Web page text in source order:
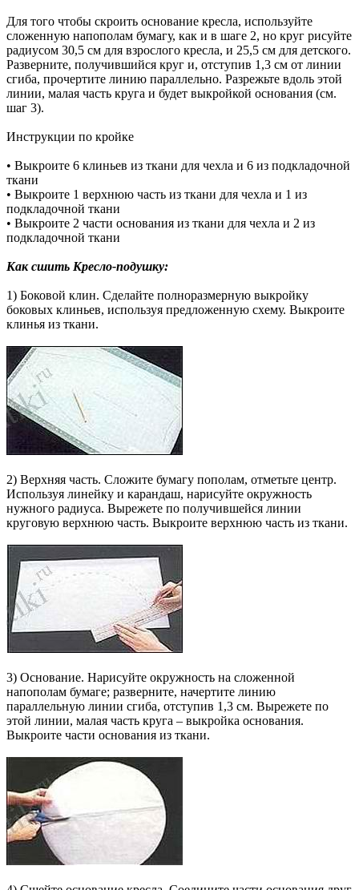
Для того чтобы скроить основание кресла, используйте
сложенную напополам бумагу, как и в шаге 2, но круг рисуйте
радиусом 30,5 см для взрослого кресла, и 25,5 см для детского.
Разверните, получившийся круг и, отступив 1,3 см от линии
сгиба, прочертите линию параллельно. Разрежьте вдоль этой
линии, малая часть круга и будет выкройкой основания (см.
шаг 3).
Инструкции по кройке
• Выкроите 6 клиньев из ткани для чехла и 6 из подкладочной
ткани
• Выкроите 1 верхнюю часть из ткани для чехла и 1 из
подкладочной ткани
• Выкроите 2 части основания из ткани для чехла и 2 из
подкладочной ткани
Как сшить Кресло-подушку:
1) Боковой клин. Сделайте полноразмерную выкройку
боковых клиньев, используя предложенную схему. Выкроите
клинья из ткани.
2) Верхняя часть. Сложите бумагу пополам, отметьте центр.
Используя линейку и карандаш, нарисуйте окружность
нужного радиуса. Вырежете по получившейся линии
круговую верхнюю часть. Выкроите верхнюю часть из ткани.
3) Основание. Нарисуйте окружность на сложенной
напополам бумаге; разверните, начертите линию
параллельную линии сгиба, отступив 1,3 см. Вырежете по
этой линии, малая часть круга – выкройка основания.
Выкроите части основания из ткани.